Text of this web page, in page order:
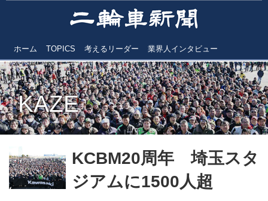
ホーム TOPICS 考えるリーダー 業界人インタビュー
KAZE
KCBM20周年 埼玉スタ
ジアムに1500人超